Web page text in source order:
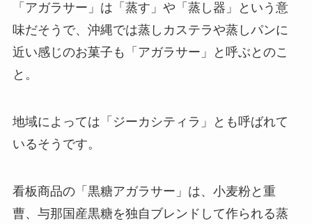
「アガラサー」は「蒸す」や「蒸し器」という意
味だそうで、沖縄では蒸しカステラや蒸しパンに
近い感じのお菓子も「アガラサー」と呼ぶとのこ
と。
地域によっては「ジーカシティラ」とも呼ばれて
いるそうです。
看板商品の「黒糖アガラサー」は、小麦粉と重
曹、与那国産黒糖を独自ブレンドして作られる蒸